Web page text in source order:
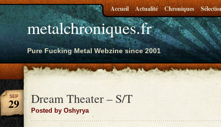
metalchroniques.fr
Pure Fucking Metal Webzine since 2001
Accueil Actualité Chroniques
Dream Theater – S/T
Posted by Oshyrya
SEP
29